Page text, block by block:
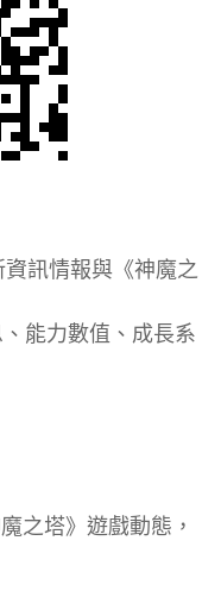
訊情報與《神魔之
能力數值、成長系
之塔》遊戲動態，